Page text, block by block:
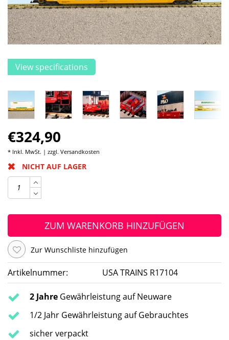
View specifications
€324,90
* Inkl. MwSt. | zzgl. Versandkosten
NICHT AUF LAGER
ZUM WARENKORB HINZUFÜGEN
Zur Wunschliste hinzufügen
Artikelnummer: USA TRAINS R17104
2 Jahre Gewährleistung auf Neuware
1/2 Jahr Gewährleistung auf Gebrauchtes
sicher verpackt